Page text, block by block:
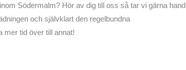
Södermalm? Hör av dig till oss så tar vi gärna hand
och självklart den regelbundna
mer tid över till annat!